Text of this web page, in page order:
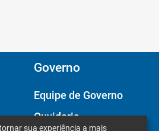
Governo
Equipe de Governo
Ouvidoria
sua experiência a mais